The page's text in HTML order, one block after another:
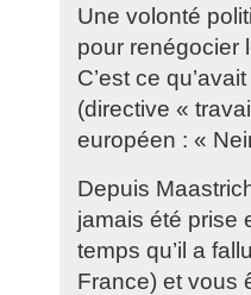
Une volonté
pour renégocier
C’est ce
(directive «
européen : «
Depuis
jamais été prise
temps qu’il a
France) et vous